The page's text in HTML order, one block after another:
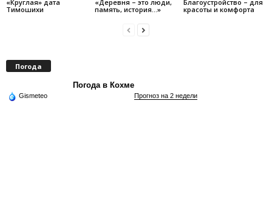
«Круглая» дата
Тимошихи
«Деревня – это люди,
память, история…»
Благоустройство – для
красоты и комфорта
Погода
Погода в Кохме
Gismeteo Прогноз на 2 недели